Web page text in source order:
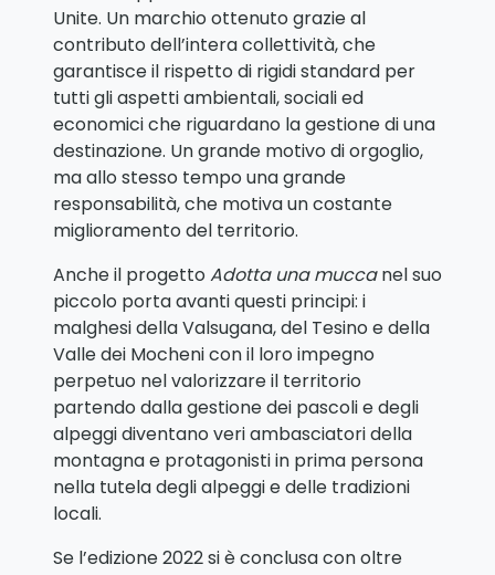
Unite. Un marchio ottenuto grazie al
contributo dell’intera collettività, che
garantisce il rispetto di rigidi standard per
tutti gli aspetti ambientali, sociali ed
economici che riguardano la gestione di una
destinazione. Un grande motivo di orgoglio,
ma allo stesso tempo una grande
responsabilità, che motiva un costante
miglioramento del territorio.
Anche il progetto Adotta una muccanel suo
piccolo porta avanti questi principi: i
malghesi della Valsugana, del Tesino e della
Valle dei Mocheni con il loro impegno
perpetuo nel valorizzare il territorio
partendo dalla gestione dei pascoli e degli
alpeggi diventano veri ambasciatori della
montagna e protagonisti in prima persona
nella tutela degli alpeggi e delle tradizioni
locali.
Se l’edizione 2022 si è conclusa con oltre